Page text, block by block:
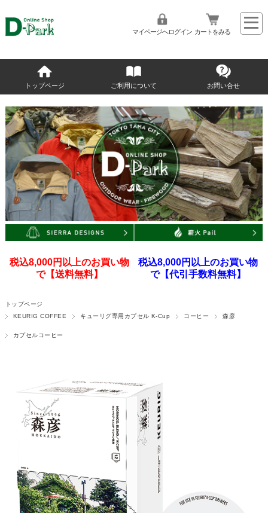
マイページへログイン カートをみる
トップページ ご利用について お問い合せ
税込8,000円以上のお買い物
で【送料無料】
税込8,000円以上のお買い物
で【代引手数料無料】
トップページ
KEURIG COFFEE
キューリグ専用カプセル K-Cup コーヒー 森彦
カプセルコーヒー